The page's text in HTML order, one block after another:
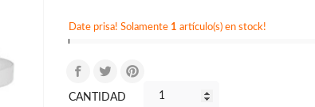
Date prisa! Solamente 1 artículo(s) en stock!
CANTIDAD